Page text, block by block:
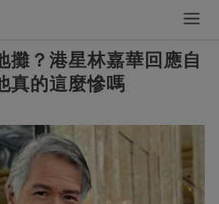
攤？港星林嘉華回應自
真的這麼慘嗎